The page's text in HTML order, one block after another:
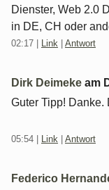
Dienster, Web 2.0
in DE, CH oder
02:17 Link Antwort
Dirk Deimeke am
Guter Tipp! Danke.
05:54 Link Antwort
Federico